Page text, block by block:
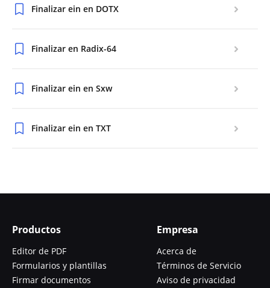
Finalizar ein en DOTX
Finalizar en Radix-64
Finalizar ein en Sxw
Finalizar ein en TXT
Productos
Editor de PDF
Formularios y plantillas
Firmar documentos
Empresa
Acerca de
Términos de Servicio
Aviso de privacidad